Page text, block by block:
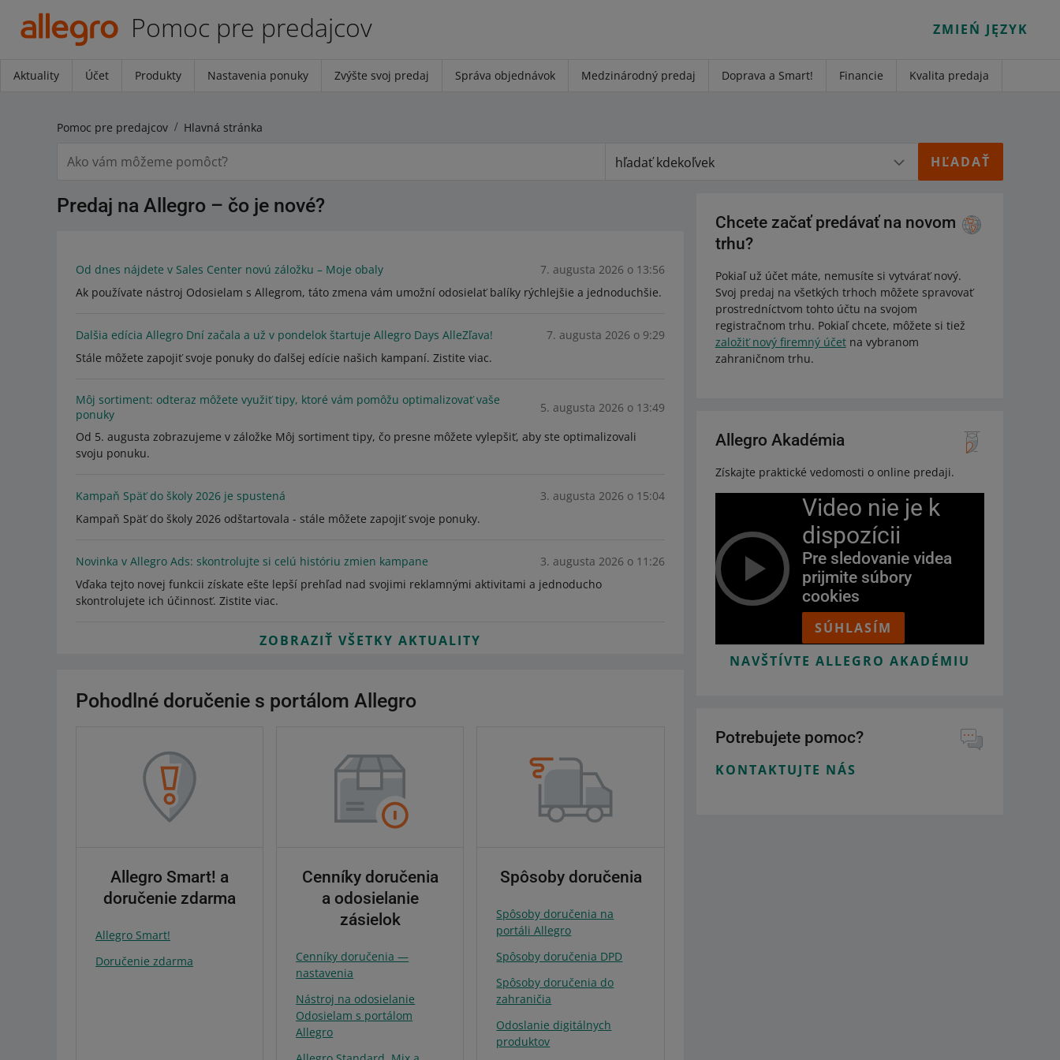
Pomoc pre predajcov ZMIEŃ JĘZYK
Aktuality Účet Produkty Nastavenia ponuky Zvýšte svoj predaj Správa objednávok Medzinárodný predaj Doprava a Smart! Financie Kvalita predaja
Pomoc pre predajcov Hlavná stránka
hľadať kdekoľvek
Predaj na Allegro – čo je nové?
Od dnes nájdete v Sales Center novú záložku – Moje obaly
7. augusta 2026 o 13:56
Ak používate nástroj Odosielam s Allegrom, táto zmena vám umožní odosielať balíky rýchlejšie a jednoduchšie.
Dalšia edícia Allegro Dní začala a už v pondelok štartuje Allegro Days AlleZľava!
7. augusta 2026 o 9:29
Stále môžete zapojiť svoje ponuky do ďalšej edície našich kampaní. Zistite viac.
Môj sortiment: odteraz môžete využiť tipy, ktoré vám pomôžu optimalizovať vaše
ponuky
5. augusta 2026 o 13:49
Od 5. augusta zobrazujeme v záložke Môj sortiment tipy, čo presne môžete vylepšiť, aby ste optimalizovali
svoju ponuku.
Kampaň Späť do školy 2026 je spustená
3. augusta 2026 o 15:04
Kampaň Späť do školy 2026 odštartovala - stále môžete zapojiť svoje ponuky.
Novinka v Allegro Ads: skontrolujte si celú históriu zmien kampane
3. augusta 2026 o 11:26
Vďaka tejto novej funkcii získate ešte lepší prehľad nad svojimi reklamnými aktivitami a jednoducho
skontrolujete ich účinnosť. Zistite viac.
ZOBRAZIŤ VŠETKY AKTUALITY
Pohodlné doručenie s portálom Allegro
Allegro Smart! a
doručenie zdarma
Allegro Smart!
Doručenie zdarma
Cenníky doručenia
a odosielanie
zásielok
Cenníky doručenia —
nastavenia
Nástroj na odosielanie
Odosielam s portálom
Allegro
Spôsoby doručenia
Spôsoby doručenia na
portáli Allegro
Spôsoby doručenia DPD
Spôsoby doručenia do
zahraničia
Odoslanie digitálnych
produktov
Chcete začať predávať na novom
trhu?
Pokiaľ už účet máte, nemusíte si vytvárať nový.
Svoj predaj na všetkých trhoch môžete spravovať
prostredníctvom tohto účtu na svojom
registračnom trhu. Pokiaľ chcete, môžete si tiež
založiť nový firemný účetna vybranom
zahraničnom trhu.
Allegro Akadémia
Získajte praktické vedomosti o online predaji.
Video nie je k
dispozícii
Pre sledovanie videa
prijmite súbory
cookies
SÚHLASÍM
NAVŠTÍVTE ALLEGRO AKADÉMIU
Potrebujete pomoc?
KONTAKTUJTE NÁS